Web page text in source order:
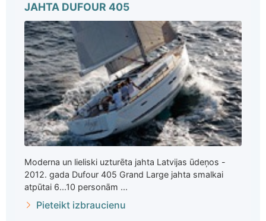
JAHTA DUFOUR 405
Moderna un lieliski uzturēta jahta Latvijas ūdeņos -
2012. gada Dufour 405 Grand Large jahta smalkai
atpūtai 6...10 personām ...
Pieteikt izbraucienu